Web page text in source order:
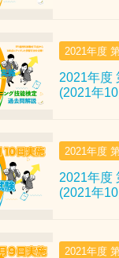
2021年度
2021年度
(2021年
2021年度
2021年度
(2021年
2021年度